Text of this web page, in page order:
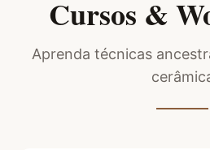
Cursos &
Aprenda técnicas